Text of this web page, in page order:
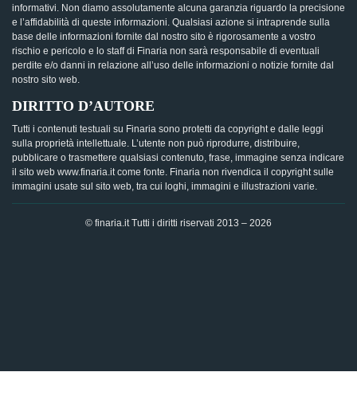
informativi. Non diamo assolutamente alcuna garanzia riguardo la precisione
e l’affidabilità di queste informazioni. Qualsiasi azione si intraprende sulla
base delle informazioni fornite dal nostro sito è rigorosamente a vostro
rischio e pericolo e lo staff di Finaria non sarà responsabile di eventuali
perdite e/o danni in relazione all’uso delle informazioni o notizie fornite dal
nostro sito web.
DIRITTO D’AUTORE
Tutti i contenuti testuali su Finaria sono protetti da copyright e dalle leggi
sulla proprietà intellettuale. L’utente non può riprodurre, distribuire,
pubblicare o trasmettere qualsiasi contenuto, frase, immagine senza indicare
il sito web www.finaria.it come fonte. Finaria non rivendica il copyright sulle
immagini usate sul sito web, tra cui loghi, immagini e illustrazioni varie.
© finaria.it Tutti i diritti riservati 2013 – 2026